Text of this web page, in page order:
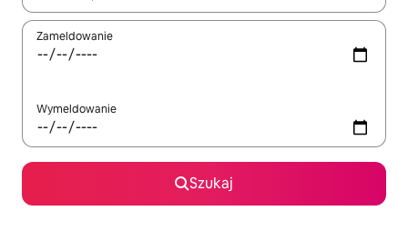
Zameldowanie
Wymeldowanie
Szukaj